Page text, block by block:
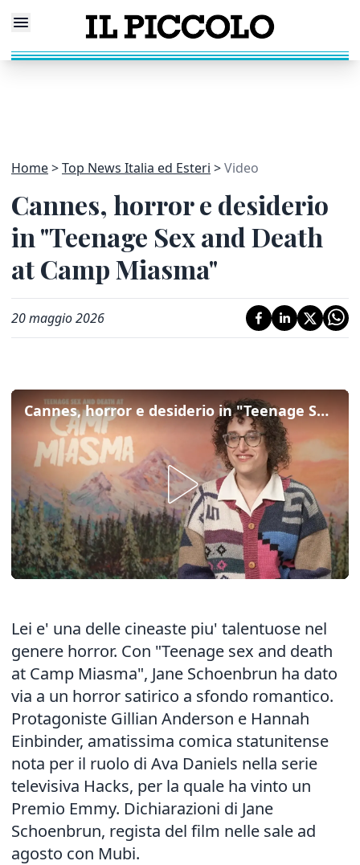
Home Top News Italia ed Esteri Video
Cannes, horror e desiderio
in "Teenage Sex and Death
at Camp Miasma"
20 maggio 2026
Cannes, horror e desiderio in "Teenage Sex and Death at Camp Miasma"
Lei e' una delle cineaste piu' talentuose nel
genere horror. Con "Teenage sex and death
at Camp Miasma", Jane Schoenbrun ha dato
via a un horror satirico a sfondo romantico.
Protagoniste Gillian Anderson e Hannah
Einbinder, amatissima comica statunitense
nota per il ruolo di Ava Daniels nella serie
televisiva Hacks, per la quale ha vinto un
Premio Emmy. Dichiarazioni di Jane
Schoenbrun, regista del film nelle sale ad
agosto con Mubi.